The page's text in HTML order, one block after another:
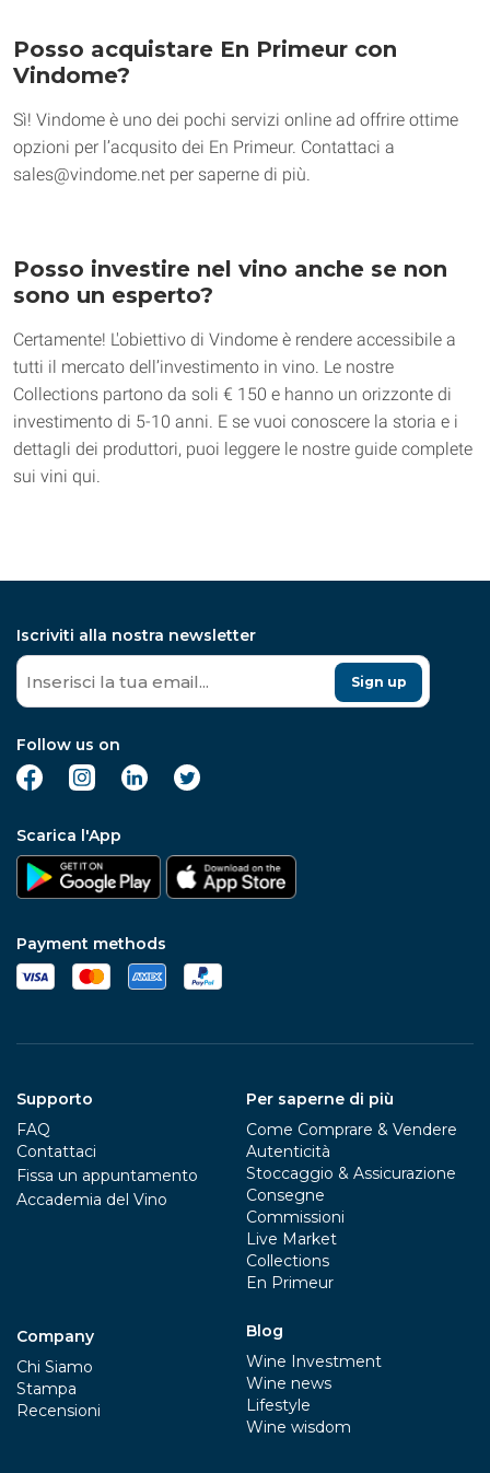
Posso acquistare En Primeur con
Vindome?
Sì! Vindome è uno dei pochi servizi online ad offrire ottime
opzioni per l’acqusito dei En Primeur. Contattaci a
sales@vindome.net per saperne di più.
Posso investire nel vino anche se non
sono un esperto?
Certamente! L'obiettivo di Vindome è rendere accessibile a
tutti il mercato dell’investimento in vino. Le nostre
Collections partono da soli € 150 e hanno un orizzonte di
investimento di 5-10 anni. E se vuoi conoscere la storia e i
dettagli dei produttori, puoi leggere le nostre guide complete
sui vini qui.
Iscriviti alla nostra newsletter
Sign up
Follow us on
Scarica l'App
Payment methods
Supporto
FAQ
Contattaci
Fissa un appuntamento
Accademia del Vino
Company
Chi Siamo
Stampa
Recensioni
Per saperne di più
Come Comprare & Vendere
Autenticità
Stoccaggio & Assicurazione
Consegne
Commissioni
Live Market
Collections
En Primeur
Blog
Wine Investment
Wine news
Lifestyle
Wine wisdom